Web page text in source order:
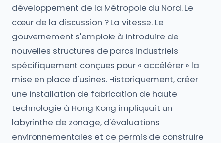
développement de la Métropole du Nord. Le
cœur de la discussion ? La vitesse. Le
gouvernement s'emploie à introduire de
nouvelles structures de parcs industriels
spécifiquement conçues pour « accélérer » la
mise en place d'usines. Historiquement, créer
une installation de fabrication de haute
technologie à Hong Kong impliquait un
labyrinthe de zonage, d'évaluations
environnementales et de permis de construire